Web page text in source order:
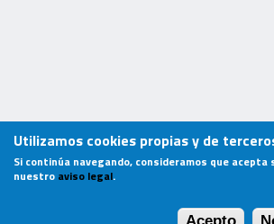
Utilizamos cookies propias y de
Si continúa navegando, consideramos que
nuestro aviso legal.